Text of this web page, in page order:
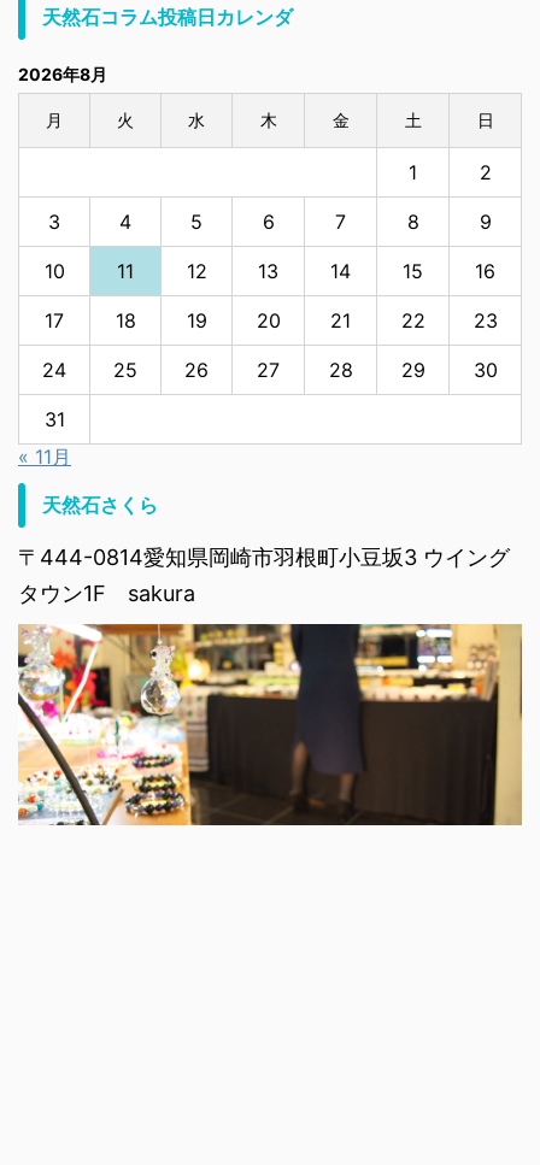
天然石コラム投稿日カレンダ
2026年8月
月 火 水 木 金 土 日
1 2
3 4 5 6 7 8 9
10 11 12 13 14 15 16
17 18 19 20 21 22 23
24 25 26 27 28 29 30
31
« 11月
天然石さくら
〒444-0814愛知県岡崎市羽根町小豆坂3 ウイング
タウン1F sakura